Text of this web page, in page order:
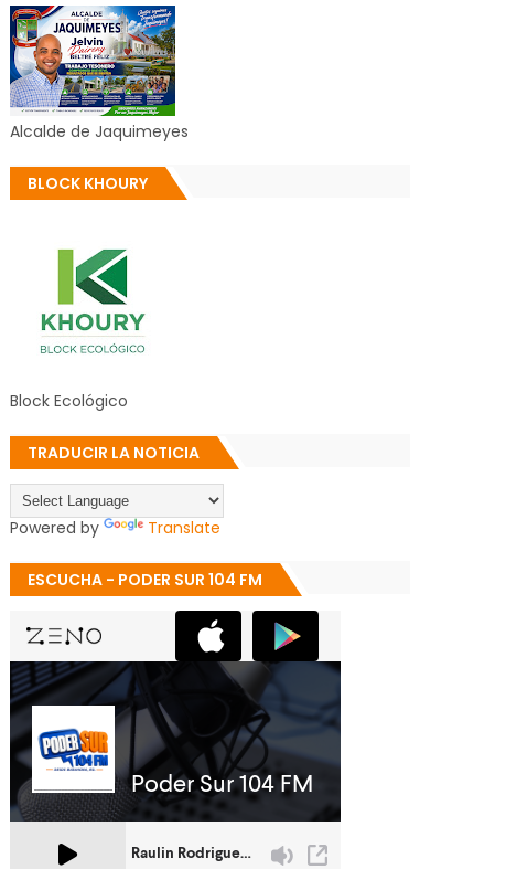
Alcalde de Jaquimeyes
BLOCK KHOURY
Block Ecológico
TRADUCIR LA NOTICIA
Powered by Translate
ESCUCHA - PODER SUR 104 FM